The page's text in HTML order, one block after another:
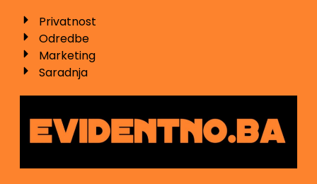
Privatnost
Odredbe
Marketing
Saradnja